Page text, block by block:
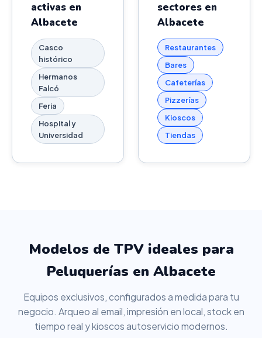
activas en
Albacete
Casco
histórico
Hermanos
Falcó
Feria
Hospital y
Universidad
sectores en
Albacete
Restaurantes
Bares
Cafeterías
Pizzerías
Kioscos
Tiendas
Modelos de TPV ideales para
Peluquerías en Albacete
Equipos exclusivos, configurados a medida para tu
negocio. Arqueo al email, impresión en local, stock en
tiempo real y kioscos autoservicio modernos.